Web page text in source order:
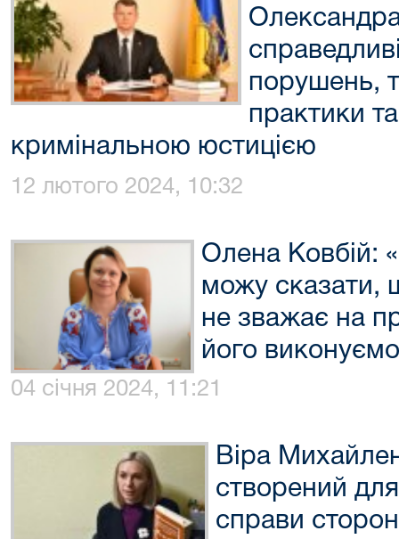
порушень,
практики
кримінальною юстицією
12 лютого 2024, 10:32
Олена Ковбій:
можу сказати,
не зважає на
його
04 січня 2024, 11:21
Віра
створений
справи